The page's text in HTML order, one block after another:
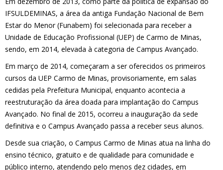
IFSULDEMINAS, a área da antiga Fundação Nacional de Bem
Estar do Menor (Funabem) foi selecionada para receber a
Unidade de Educação Profissional (UEP) de Carmo de Minas,
sendo, em 2014, elevada à categoria de Campus Avançado.
Em março de 2014, começaram a ser oferecidos os primeiros
cursos da UEP Carmo de Minas, provisoriamente, em salas
cedidas pela Prefeitura Municipal, enquanto acontecia a
reestruturação da área doada para implantação do Campus
Avançado. No final de 2015, ocorreu a inauguração da sede
definitiva e o Campus Avançado passa a receber seus alunos.
Desde sua criação, o Campus Carmo de Minas atua na linha do
ensino técnico, gratuito e de qualidade para comunidade e
público interno, atendendo pelo menos dez cidades, em